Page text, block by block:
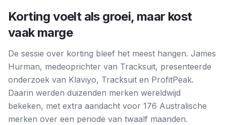
Korting voelt als groei, maar kost
vaak marge
De sessie over korting bleef het meest hangen. James
Hurman, medeoprichter van Tracksuit, presenteerde
onderzoek van Klaviyo, Tracksuit en ProfitPeak.
Daarin werden duizenden merken wereldwijd
bekeken, met extra aandacht voor 176 Australische
merken over een periode van twaalf maanden.